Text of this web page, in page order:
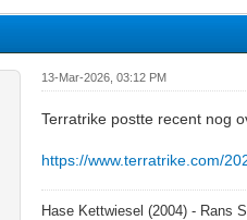
13-Mar-2026, 03:12 PM
Terratrike postte recent nog
https://www.terratrike.com/
Hase Kettwiesel (2004) - Rans